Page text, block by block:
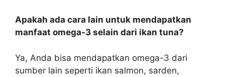
Apakah ada cara lain untuk mendapatkan
manfaat omega-3 selain dari ikan tuna?
Ya, Anda bisa mendapatkan omega-3 dari
sumber lain seperti ikan salmon, sarden,